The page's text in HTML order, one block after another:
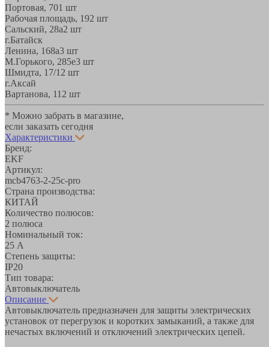
Портовая, 701 шт
Рабочая площадь, 192 шт
Сальский, 28a2 шт
г.Батайск
Ленина, 168а3 шт
М.Горького, 285е3 шт
Шмидта, 17/1 2 шт
г.Аксай
Вартанова, 11 2 шт
* Можно забрать в магазине,
если заказать сегодня
Характеристики
Бренд:
EKF
Артикул:
mcb4763-2-25c-pro
Страна производства:
КИТАЙ
Количество полюсов:
2 полюса
Номинальный ток:
25 А
Степень защиты:
IP20
Тип товара:
Автовыключатель
Описание
Автовыключатель предназначен для защиты электрических
установок от перегрузок и коротких замыканий, а также для
нечастых включений и отключений электрических цепей.